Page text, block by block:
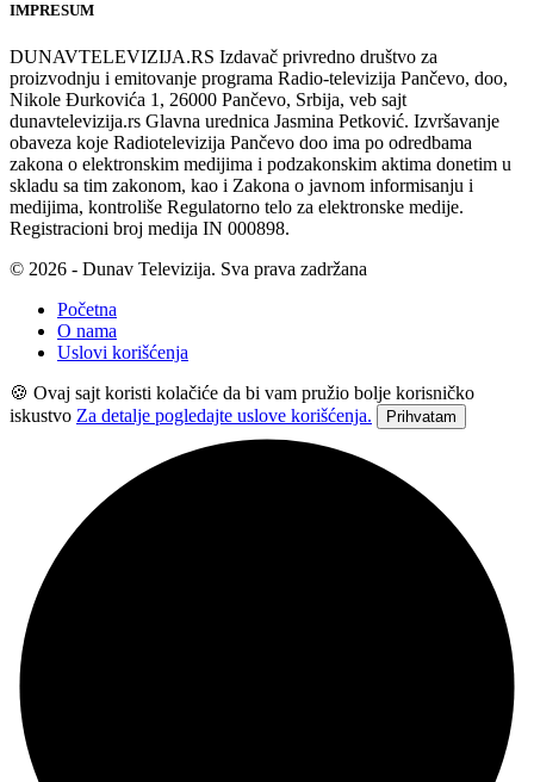
IMPRESUM
DUNAVTELEVIZIJA.RS Izdavač privredno društvo za
proizvodnju i emitovanje programa Radio-televizija Pančevo, doo,
Nikole Đurkovića 1, 26000 Pančevo, Srbija, veb sajt
dunavtelevizija.rs Glavna urednica Jasmina Petković. Izvršavanje
obaveza koje Radiotelevizija Pančevo doo ima po odredbama
zakona o elektronskim medijima i podzakonskim aktima donetim u
skladu sa tim zakonom, kao i Zakona o javnom informisanju i
medijima, kontroliše Regulatorno telo za elektronske medije.
Registracioni broj medija IN 000898.
© 2026 - Dunav Televizija. Sva prava zadržana
Početna
O nama
Uslovi korišćenja
🍪 Ovaj sajt koristi kolačiće da bi vam pružio bolje korisničko
iskustvo Za detalje pogledajte uslove korišćenja. Prihvatam